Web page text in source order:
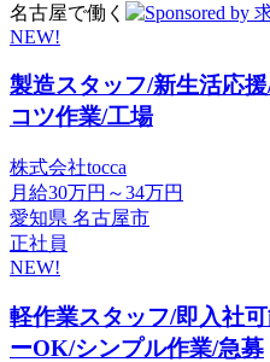
名古屋で働く
NEW!
製造スタッフ/新生活応
コツ作業/工場
株式会社tocca
月給30万円～34万円
愛知県 名古屋市
正社員
NEW!
軽作業スタッフ/即入社
ーOK/シンプル作業/急募